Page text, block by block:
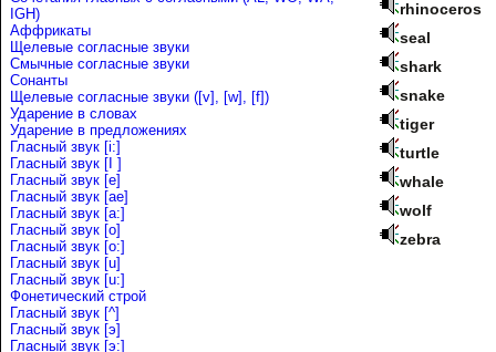
IGH)
Аффрикаты
Щелевые согласные звуки
Cмычные согласные звуки
Сонанты
Щелевые согласные звуки ([v], [w], [f])
Ударение в словах
Ударениe в предложениях
Гласный звук [i:]
Гласный звук [I ]
Гласный звук [e]
Гласный звук [ae]
Гласный звук [a:]
Гласный звук [o]
Гласный звук [o:]
Гласный звук [u]
Гласный звук [u:]
Фонетический строй
Гласный звук [^]
Гласный звук [э]
Гласный звук [э:]
rhinoceros
seal
shark
snake
tiger
turtle
whale
wolf
zebra